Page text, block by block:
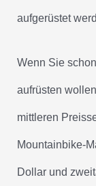
aufgerüstet
Wenn Sie
aufrüsten
mittleren
Mountainbike-
Dollar und